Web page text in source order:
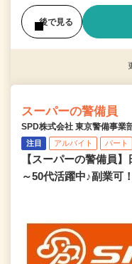
後で見る
スーパーの警備員
SPD株式会社 東京警備事業
注目 アルバイト パート
【スーパーの警備員
～50代活躍中♪副業可